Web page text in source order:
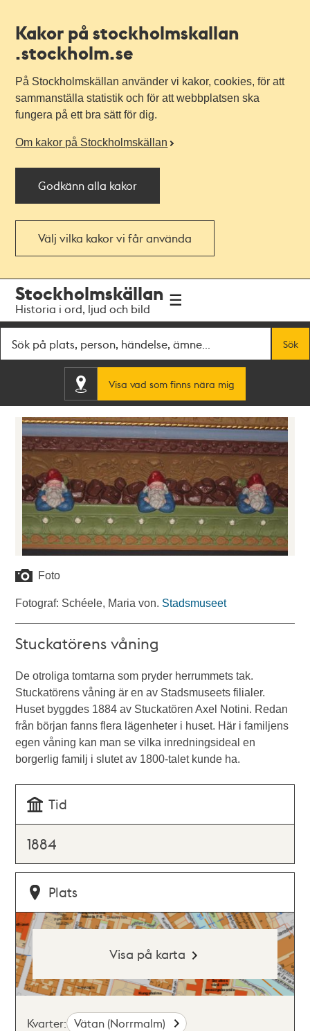
Kakor på stockholmskallan
.stockholm.se
På Stockholmskällan använder vi kakor, cookies, för att
sammanställa statistik och för att webbplatsen ska
fungera på ett bra sätt för dig.
Om kakor på Stockholmskällan
Godkänn alla kakor
Välj vilka kakor vi får använda
navigationen
huvudinnehållet
Stockholmskällan
Historia i ord, ljud och bild
Sök
Visa vad som finns nära mig
Foto
Fotograf: Schéele, Maria von. Stadsmuseet
Stuckatörens våning
De otroliga tomtarna som pryder herrummets tak.
Stuckatörens våning är en av Stadsmuseets filialer.
Huset byggdes 1884 av Stuckatören Axel Notini. Redan
från början fanns flera lägenheter i huset. Här i familjens
egen våning kan man se vilka inredningsideal en
borgerlig familj i slutet av 1800-talet kunde ha.
Tid
1884
Plats
Visa på karta
Kvarter: Vätan (Norrmalm)